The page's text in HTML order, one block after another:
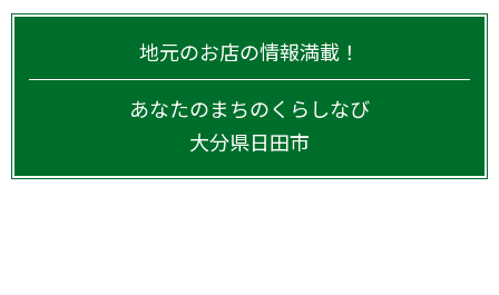
地元のお店の情報満載！
あなたのまちのくらしなび
大分県日田市